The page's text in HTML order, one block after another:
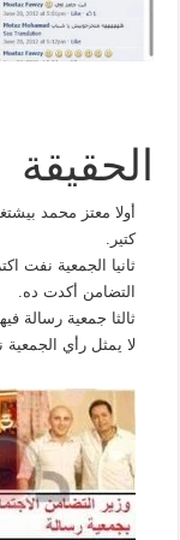
الحقيقة
أولا معتز محمد
كتير.
ثانيا الجمعية نفت
التضامن أكدت ده.
ثالثا جمعية رسالة
لا يمثل رأي الجمعية